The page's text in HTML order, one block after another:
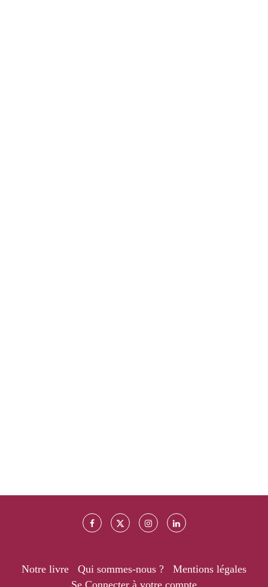
Notre livre Qui sommes-nous ?
Mentions légales
Se Connecter à votre compte